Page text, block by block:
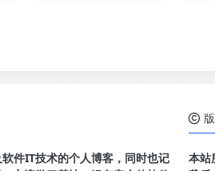
件IT技术的个人博客，同时也记
本站